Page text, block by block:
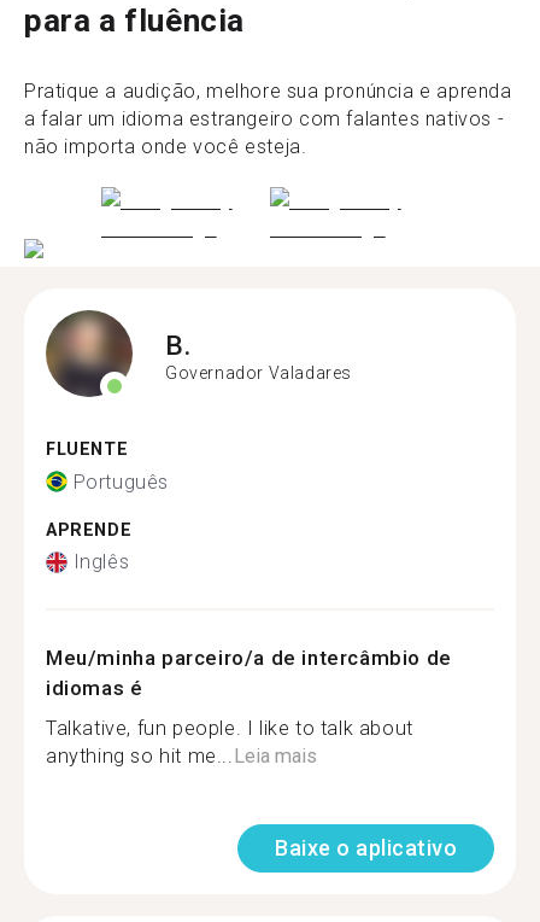
para a fluência
Pratique a audição, melhore sua pronúncia e aprenda
a falar um idioma estrangeiro com falantes nativos -
não importa onde você esteja.
B.
Governador Valadares
FLUENTE
Português
APRENDE
Inglês
Meu/minha parceiro/a de intercâmbio de
idiomas é
Talkative, fun people. I like to talk about
anything so hit me...Leia mais
Baixe o aplicativo